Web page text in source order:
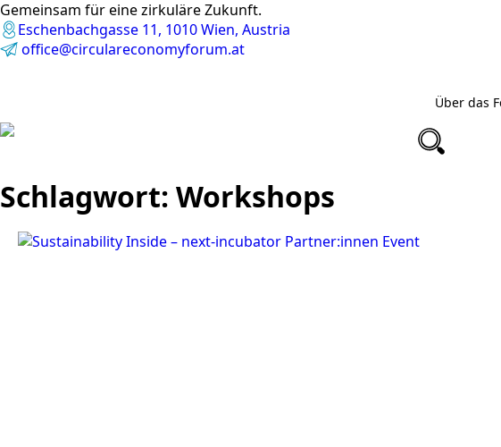
Gemeinsam für eine zirkuläre Zukunft.
Eschenbachgasse 11, 1010 Wien, Austria
office@circulareconomyforum.at
Über das
Schlagwort: Workshops